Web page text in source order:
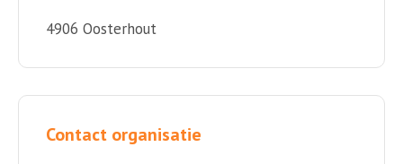
4906 Oosterhout
Contact organisatie